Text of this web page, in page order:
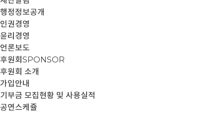
행정정보공개
인권경영
윤리경영
언론보도
후원회 SPONSOR
후원회 소개
가입안내
기부금 모집현황 및 사용실적
공연스케쥴